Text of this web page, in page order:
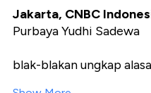
Jakarta, CNBC
Purbaya Yudhi Sadewa
blak-blakan ungkap